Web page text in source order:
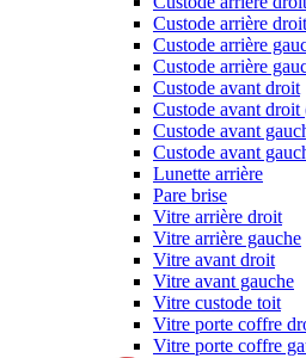
Custode arrière
Custode arrière
Custode arrière
Custode avant droit
Custode avant droit
Custode avant
Custode avant
Lunette arrière
Pare brise
Vitre arrière droit
Vitre arrière gauche
Vitre avant droit
Vitre avant gauche
Vitre custode toit
Vitre porte coffre
Vitre porte coffre